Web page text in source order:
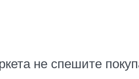
не спешите